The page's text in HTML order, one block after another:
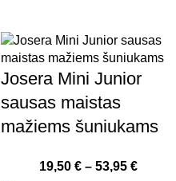
Josera Mini Junior
sausas maistas
mažiems šuniukams
19,50 € – 53,95 €